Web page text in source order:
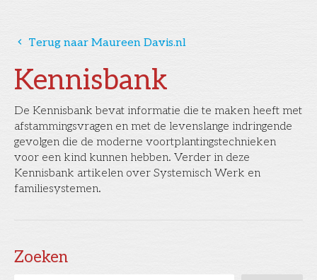
Kennisbank
De Kennisbank bevat informatie die te maken heeft met
afstammingsvragen en met de levenslange indringende
gevolgen die de moderne voortplantingstechnieken
voor een kind kunnen hebben. Verder in deze
Kennisbank artikelen over Systemisch Werk en
familiesystemen.
Zoeken
󰅁 Terug naar Maureen Davis.nl